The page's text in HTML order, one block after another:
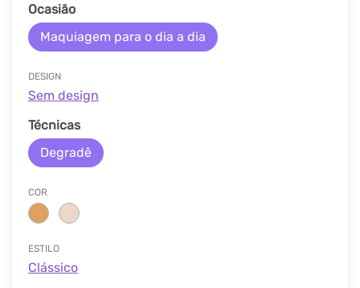
Ocasião
Maquiagem para o dia a dia
DESIGN
Sem design
Técnicas
Degradê
COR
ESTILO
Clássico